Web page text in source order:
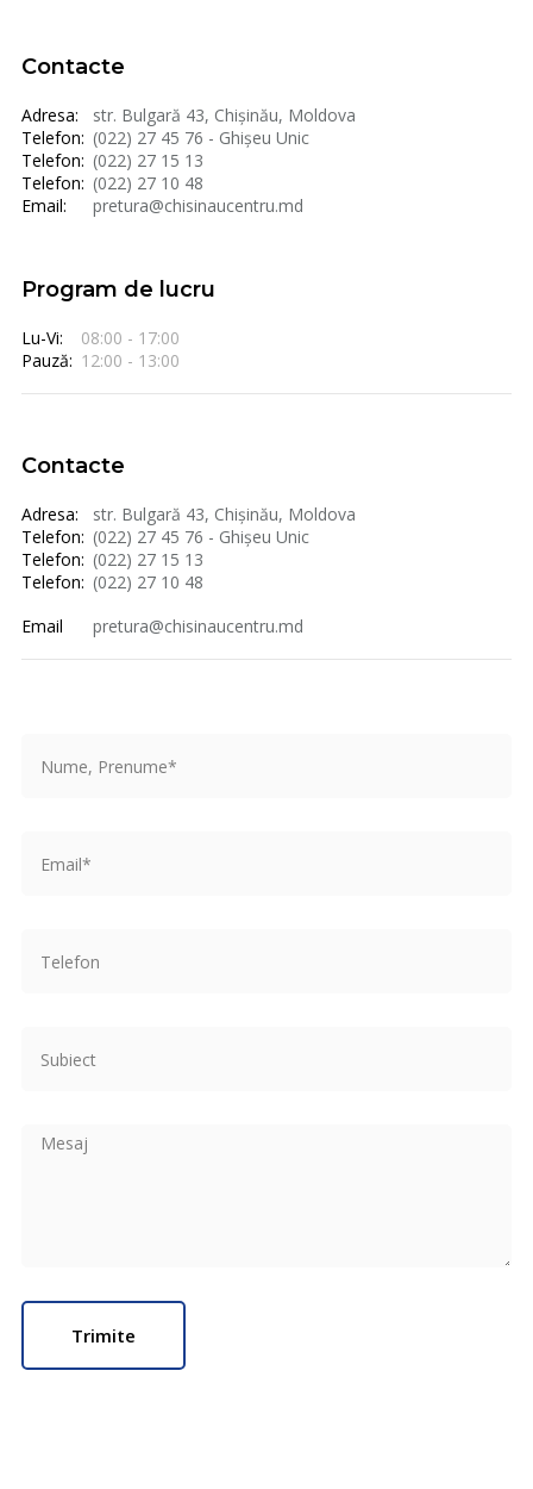
Contacte
Adresa:
str. Bulgară 43, Chișinău, Moldova
Telefon: (022) 27 45 76 - Ghișeu Unic
Telefon: (022) 27 15 13
Telefon: (022) 27 10 48
Email:
pretura@chisinaucentru.md
Program de lucru
Lu-Vi:
08:00 - 17:00
Pauză: 12:00 - 13:00
Contacte
Adresa:
str. Bulgară 43, Chișinău, Moldova
Telefon: (022) 27 45 76 - Ghișeu Unic
Telefon: (022) 27 15 13
Telefon: (022) 27 10 48
Email
pretura@chisinaucentru.md